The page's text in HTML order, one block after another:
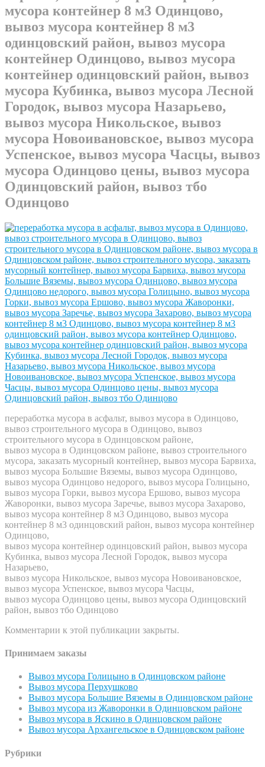
мусора контейнер 8 м3 Одинцово,
вывоз мусора контейнер 8 м3
одинцовский район, вывоз мусора
контейнер Одинцово, вывоз мусора
контейнер одинцовский район, вывоз
мусора Кубинка, вывоз мусора Лесной
Городок, вывоз мусора Назарьево,
вывоз мусора Никольское, вывоз
мусора Новоивановское, вывоз мусора
Успенское, вывоз мусора Часцы, вывоз
мусора Одинцово цены, вывоз мусора
Одинцовский район, вывоз тбо
Одинцово
переработка мусора в асфальт, вывоз мусора в Одинцово,
вывоз строительного мусора в Одинцово, вывоз
строительного мусора в Одинцовском районе,
вывоз мусора в Одинцовском районе, вывоз строительного
мусора, заказать мусорный контейнер, вывоз мусора Барвиха,
вывоз мусора Большие Вяземы, вывоз мусора Одинцово,
вывоз мусора Одинцово недорого, вывоз мусора Голицыно,
вывоз мусора Горки, вывоз мусора Ершово, вывоз мусора
Жаворонки, вывоз мусора Заречье, вывоз мусора Захарово,
вывоз мусора контейнер 8 м3 Одинцово, вывоз мусора
контейнер 8 м3 одинцовский район, вывоз мусора контейнер
Одинцово,
вывоз мусора контейнер одинцовский район, вывоз мусора
Кубинка, вывоз мусора Лесной Городок, вывоз мусора
Назарьево,
вывоз мусора Никольское, вывоз мусора Новоивановское,
вывоз мусора Успенское, вывоз мусора Часцы,
вывоз мусора Одинцово цены, вывоз мусора Одинцовский
район, вывоз тбо Одинцово
Комментарии к этой публикации закрыты.
Принимаем заказы
Вывоз мусора Голицыно в Одинцовском районе
Вывоз мусора Перхушково
Вывоз мусора Большие Вяземы в Одинцовском районе
Вывоз мусора из Жаворонки в Одинцовском районе
Вывоз мусора в Яскино в Одинцовском районе
Вывоз мусора Архангельское в Одинцовском районе
Рубрики